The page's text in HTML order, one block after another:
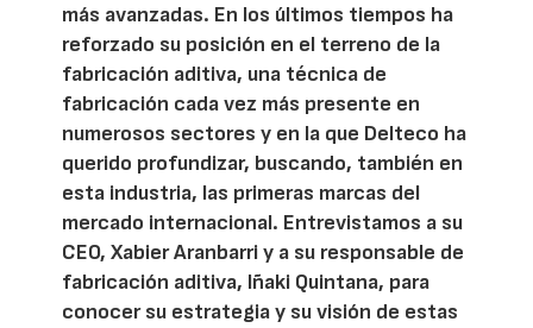
más avanzadas. En los últimos tiempos ha
reforzado su posición en el terreno de la
fabricación aditiva, una técnica de
fabricación cada vez más presente en
numerosos sectores y en la que Delteco ha
querido profundizar, buscando, también en
esta industria, las primeras marcas del
mercado internacional. Entrevistamos a su
CEO, Xabier Aranbarri y a su responsable de
fabricación aditiva, Iñaki Quintana, para
conocer su estrategia y su visión de estas